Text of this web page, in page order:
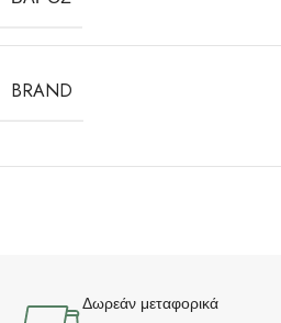
BRAND
Δωρεάν μεταφορικά